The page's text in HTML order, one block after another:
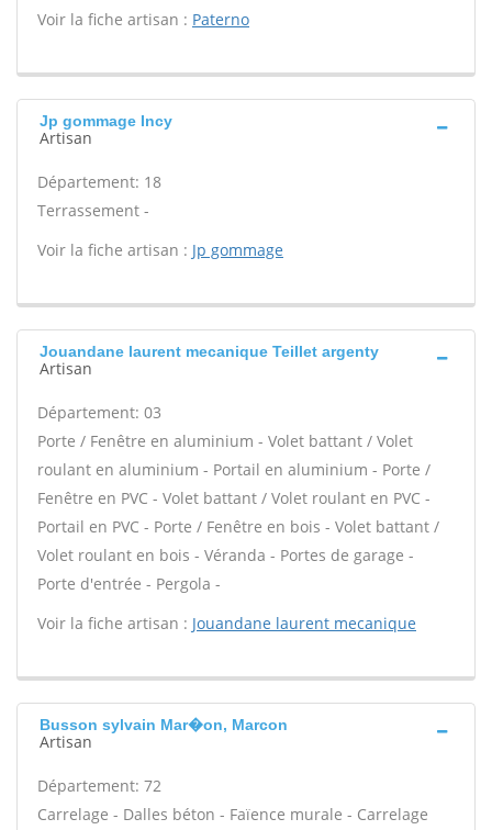
Voir la fiche artisan : Paterno
Jp gommage Incy
Artisan
Département: 18
Terrassement -
Voir la fiche artisan : Jp gommage
Jouandane laurent mecanique Teillet argenty
Artisan
Département: 03
Porte / Fenêtre en aluminium - Volet battant / Volet
roulant en aluminium - Portail en aluminium - Porte /
Fenêtre en PVC - Volet battant / Volet roulant en PVC -
Portail en PVC - Porte / Fenêtre en bois - Volet battant /
Volet roulant en bois - Véranda - Portes de garage -
Porte d'entrée - Pergola -
Voir la fiche artisan : Jouandane laurent mecanique
Busson sylvain Mar�on, Marcon
Artisan
Département: 72
Carrelage - Dalles béton - Faïence murale - Carrelage